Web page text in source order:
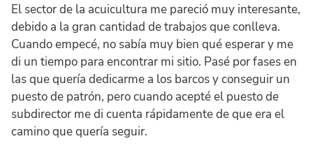
El sector de la acuicultura me pareció muy interesante,
debido a la gran cantidad de trabajos que conlleva.
Cuando empecé, no sabía muy bien qué esperar y me
di un tiempo para encontrar mi sitio. Pasé por fases en
las que quería dedicarme a los barcos y conseguir un
puesto de patrón, pero cuando acepté el puesto de
subdirector me di cuenta rápidamente de que era el
camino que quería seguir.